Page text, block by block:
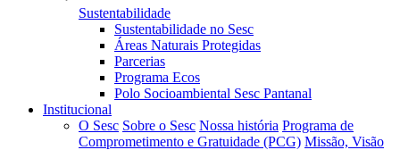
Sustentabilidade
Sustentabilidade no Sesc
Áreas Naturais Protegidas
Parcerias
Programa Ecos
Polo Socioambiental Sesc Pantanal
Institucional
O Sesc Sobre o Sesc Nossa história Programa de
Comprometimento e Gratuidade (PCG) Missão, Visão